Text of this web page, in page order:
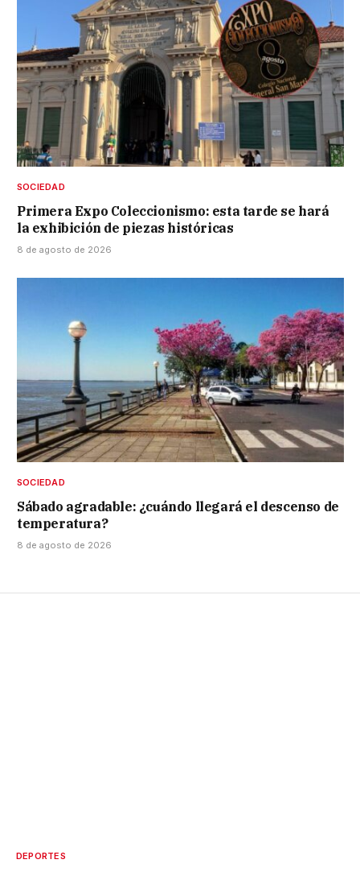
SOCIEDAD
Primera Expo Coleccionismo: esta tarde se hará
la exhibición de piezas históricas
8 de agosto de 2026
SOCIEDAD
Sábado agradable: ¿cuándo llegará el descenso de
temperatura?
8 de agosto de 2026
DEPORTES